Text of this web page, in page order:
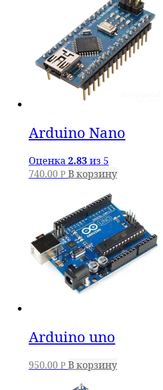
Arduino Nano
Оценка2.83из 5
740.00 Р В корзину
Arduino uno
950.00 Р В корзину